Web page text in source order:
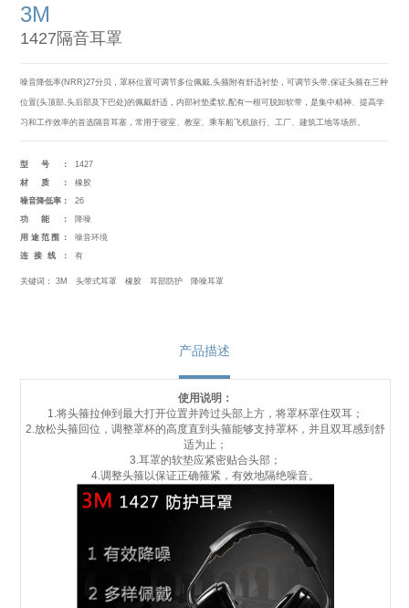
3M
1427隔音耳罩
噪音降低率(NRR)27分贝，罩杯位置可调节多位佩戴,头箍附有舒适衬垫，可调节头带,保证头箍在三种
位置(头顶部,头后部及下巴处)的佩戴舒适，内部衬垫柔软,配有一根可脱卸软带，是集中精神、提高学
习和工作效率的首选隔音耳塞，常用于寝室、教室、乘车船飞机旅行、工厂、建筑工地等场所。
型号：
1427
材质：
橡胶
噪音降低率：
26
功能：
降噪
用途范围：
噪音环境
连接线：
有
关键词：3M 头带式耳罩 橡胶 耳部防护 降噪耳罩
产品描述
使用说明：
1.将头箍拉伸到最大打开位置并跨过头部上方，将罩杯罩住双耳；
2.放松头箍回位，调整罩杯的高度直到头箍能够支持罩杯，并且双耳感到舒
适为止；
3.耳罩的软垫应紧密贴合头部；
4.调整头箍以保证正确箍紧，有效地隔绝噪音。